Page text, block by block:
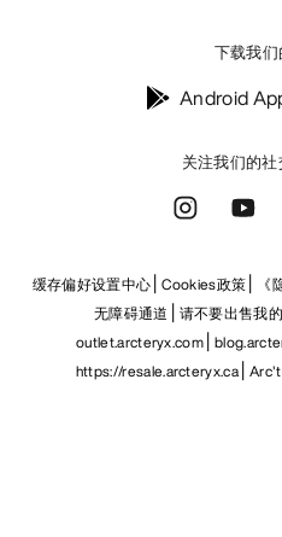
关注我们的
下载我
Android
缓存偏好设置中心 Cookies政策 《
无障碍通道
请不要出售我
outlet.arcteryx.com
https://resale.arcteryx.ca